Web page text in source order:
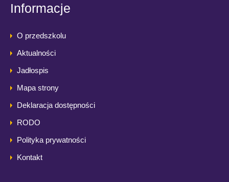
Informacje
O przedszkolu
Aktualności
Jadłospis
Mapa strony
Deklaracja dostępności
RODO
Polityka prywatności
Kontakt